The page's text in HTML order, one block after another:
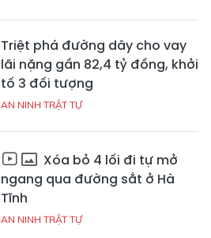
Triệt phá đường dây cho vay
lãi nặng gần 82,4 tỷ đồng, khởi
tố 3 đối tượng
AN NINH TRẬT TỰ
Xóa bỏ 4 lối đi tự mở
ngang qua đường sắt ở Hà
Tĩnh
AN NINH TRẬT TỰ